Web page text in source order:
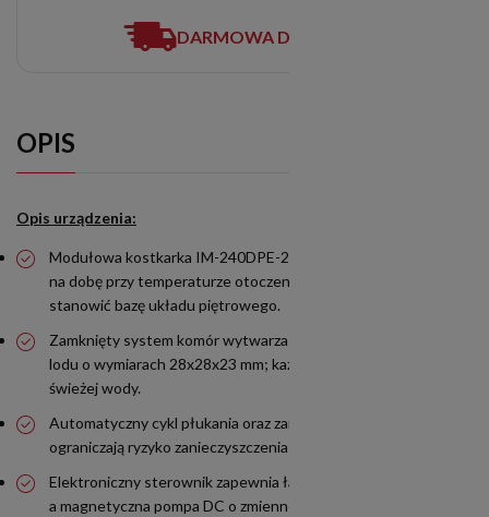
DARMOWA DOSTAWA
OPIS
Opis urządzenia:
Modułowa kostkarka IM-240DPE-23 wytwarza do 180 kg lodu
na dobę przy temperaturze otoczenia 10°C i wody 10°C i może
stanowić bazę układu piętrowego.
Zamknięty system komór wytwarza zwarte i twarde kostki
lodu o wymiarach 28x28x23 mm; każda partia powstaje ze
świeżej wody.
Automatyczny cykl płukania oraz zamknięty obieg wody
ograniczają ryzyko zanieczyszczenia podczas produkcji lodu.
Elektroniczny sterownik zapewnia łatwy dostęp do ustawień,
a magnetyczna pompa DC o zmiennej prędkości stabilizuje